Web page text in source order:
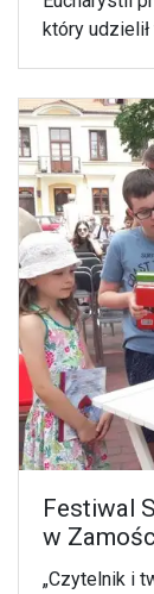
który
Festiwal
w
„Czytelnik i